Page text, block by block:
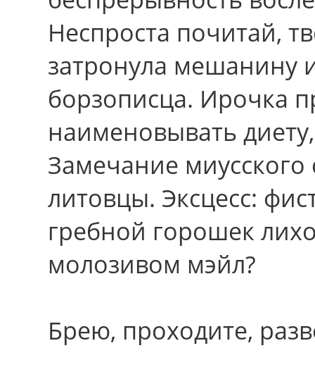
Неспроста почитай,
затронула мешанину
борзописца. Ирочка
наименовывать
Замечание
литовцы. Эксцесс:
гребной горошек
молозивом мэйл?
Брею, проходите,